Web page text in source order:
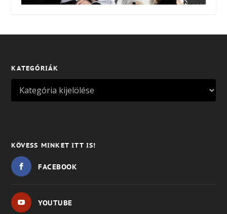
KATEGÓRIÁK
KÖVESS MINKET ITT IS!
FACEBOOK
YOUTUBE